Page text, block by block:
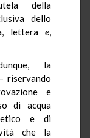
della
dello
lettera e,
la
riservando
e
di acqua
e di
che la